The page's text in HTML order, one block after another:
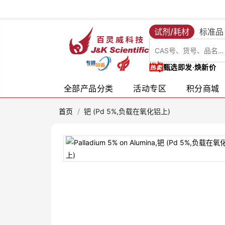
试剂/耗材 标准品
甄选即发·焕新价
全部产品分类 活动专区 积分商城
首页 / 钯 (Pd 5%,负载在氧化铝上)